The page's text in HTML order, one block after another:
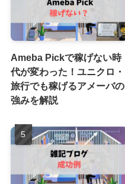
Ameba Pickで稼げない時
代が変わった！ユニクロ・
旅行でも稼げるアメーバの
強みを解説